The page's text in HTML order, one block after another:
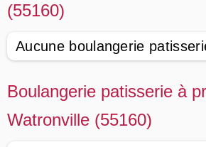
(55160)
Aucune boulangerie
Boulangerie patisserie à
Watronville (55160)